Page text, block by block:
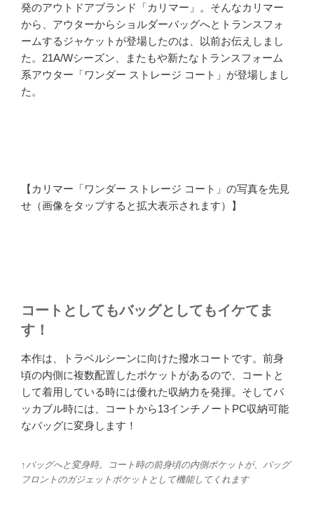
発のアウトドアブランド「カリマー」。そんなカリマー
から、アウターからショルダーバッグへとトランスフォ
ームするジャケットが登場したのは、以前お伝えしまし
た。21A/Wシーズン、またもや新たなトランスフォーム
系アウター「ワンダー ストレージ コート」が登場しまし
た。
【カリマー「ワンダー ストレージ コート」の写真を先見
せ（画像をタップすると拡大表示されます）】
コートとしてもバッグとしてもイケてま
す！
本作は、トラベルシーンに向けた撥水コートです。前身
頃の内側に複数配置したポケットがあるので、コートと
して着用している時には優れた収納力を発揮。そしてパ
ッカブル時には、コートから13インチノートPC収納可能
なバッグに変身します！
↑バッグへと変身時。コート時の前身頃の内側ポケットが、バッグ
フロントのガジェットポケットとして機能してくれます